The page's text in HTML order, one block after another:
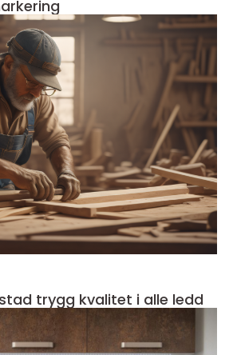
Snekker fredrikstad trygg kvalitet i alle ledd